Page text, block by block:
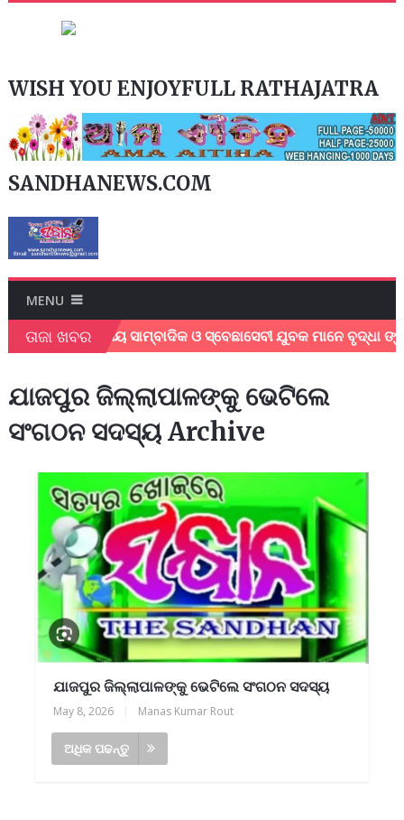
WISH YOU ENJOYFULL RATHAJATRA
SANDHANEWS.COM
MENU
ତାଜା ଖବର
ସ୍ଥାନୀୟ ସାମ୍ବାଦିକ ଓ ସ୍ବେଛାସେବୀ ଯୁବକ ମାନେ ବୃଦ୍ଧା ଙ୍କୁ
ଯାଜପୁର ଜିଲ୍ଲାପାଳଙ୍କୁ ଭେଟିଲେ
ସଂଗଠନ ସଦସ୍ୟ Archive
ଯାଜପୁର ଜିଲ୍ଲାପାଳଙ୍କୁ ଭେଟିଲେ ସଂଗଠନ ସଦସ୍ୟ
May 8, 2026 Manas Kumar Rout
ଅଧିକ ପଢନ୍ତୁ